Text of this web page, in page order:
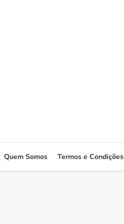
Quem Somos Termos e Condições